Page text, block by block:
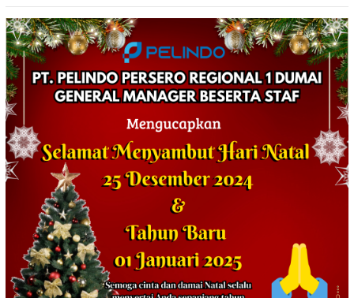
dan Penyerobotan Lahan
Warga